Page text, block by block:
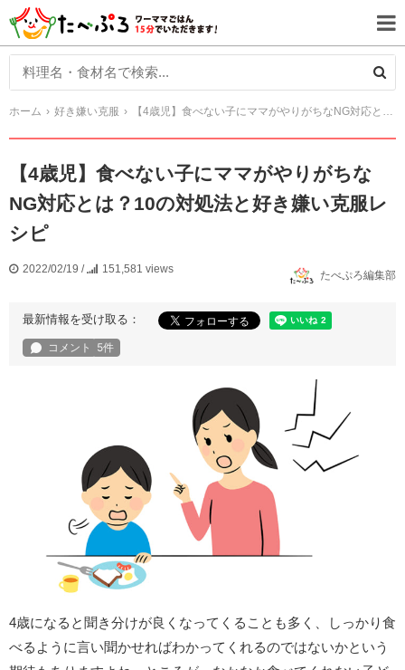
ホーム 好き嫌い克服 【4歳児】食べない子にママがやりがちなNG対応とは？10の対処法と好き嫌い克服レシピ
【4歳児】食べない子にママがやりがちな
NG対応とは？10の対処法と好き嫌い克服レ
シピ
2022/02/19 / 151,581 views たべぷろ編集部
最新情報を受け取る：
4歳になると聞き分けが良くなってくることも多く、しっかり食
べるように言い聞かせればわかってくれるのではないかという